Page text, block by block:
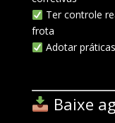
Ter controle
frota
Adotar
Baixe